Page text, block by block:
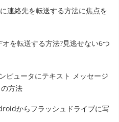
連絡先を転送する方法に焦点を
を転送する方法?見逃せない6つ
ピュータにテキスト メッセージ
方法
からフラッシュドライブに写